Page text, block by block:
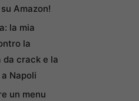
Amazon!
la mia
la
da crack e la
Napoli
un menu